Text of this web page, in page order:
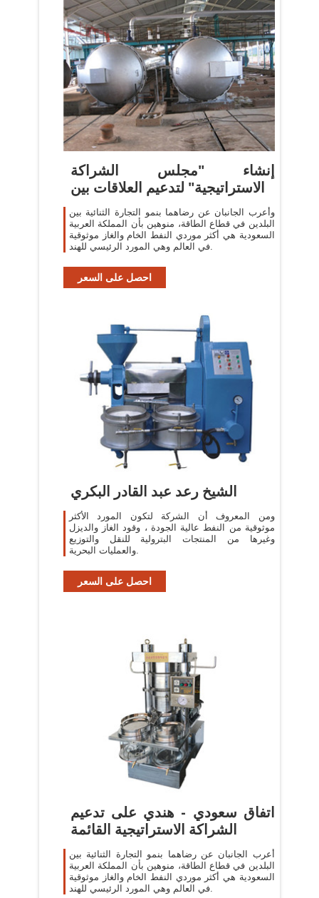
إنشاء "مجلس الشراكة
الاستراتيجية" لتدعيم العلاقات بين
وأعرب الجانبان عن رضاهما بنمو التجارة الثنائية بين
البلدين في قطاع الطاقة، منوهين بأن المملكة العربية
السعودية هي أكثر موردي النفط الخام والغاز موثوقية
في العالم وهي المورد الرئيسي للهند.
احصل على السعر
الشيخ رعد عبد القادر البكري
ومن المعروف أن الشركة لتكون المورد الأكثر
موثوقية من النفط عالية الجودة ، وقود الغاز والديزل
وغيرها من المنتجات البترولية للنقل والتوزيع
والعمليات البحرية.
احصل على السعر
اتفاق سعودي - هندي على تدعيم
الشراكة الاستراتيجية القائمة
أعرب الجانبان عن رضاهما بنمو التجارة الثنائية بين
البلدين في قطاع الطاقة، منوهين بأن المملكة العربية
السعودية هي أكثر موردي النفط الخام والغاز موثوقية
في العالم وهي المورد الرئيسي للهند.